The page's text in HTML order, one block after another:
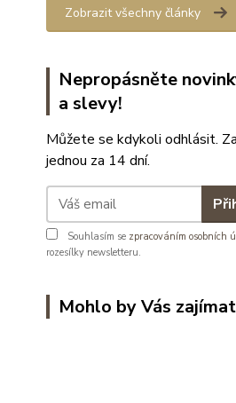
Zobrazit všechny články
Nepropásněte
a slevy!
Můžete se kdykoli odhlásit.
jednou za 14 dní.
Souhlasím se zpracováním osobních
rozesílky newsletteru.
Mohlo by Vás zajímat